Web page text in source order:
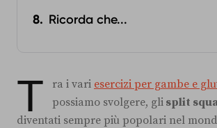
Ricorda che...
T ra i vari esercizi per gambe e
possiamo svolgere, gli split
diventati sempre più popolari nel